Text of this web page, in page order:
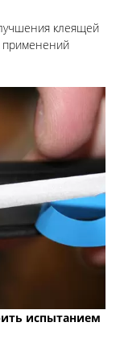
клеящей
применений
испытанием